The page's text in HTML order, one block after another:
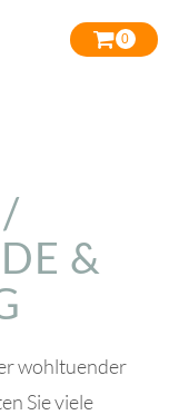
0
&
wohltuender
Sie viele